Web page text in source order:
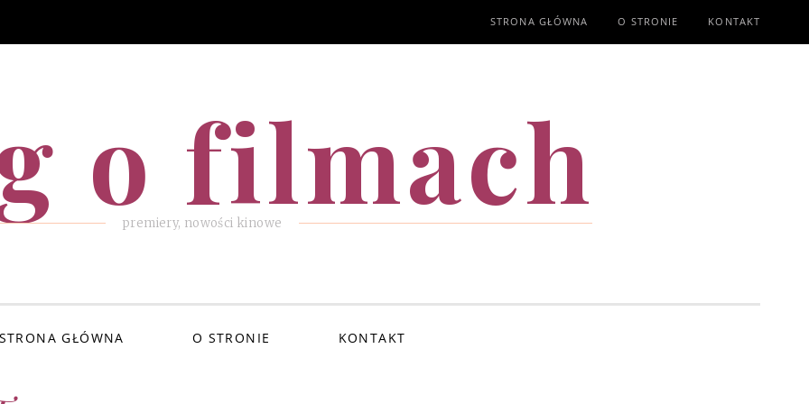
STRONA GŁÓWNA O STRONIE KONTAKT
o filmach
premiery, nowości kinowe
STRONA GŁÓWNA O STRONIE KONTAKT